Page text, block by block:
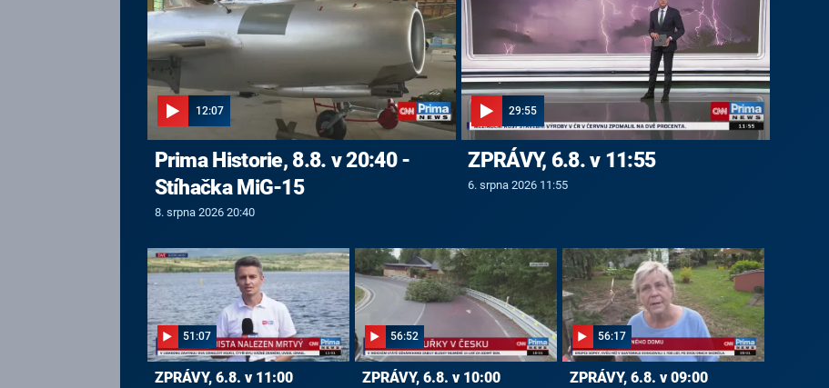
12:07
Prima Historie, 8.8. v 20:40 -
Stíhačka MiG-15
8. srpna 2026 20:40
29:55
ZPRÁVY, 6.8. v 11:55
6. srpna 2026 11:55
51:07
ZPRÁVY, 6.8. v 11:00
56:52
ZPRÁVY, 6.8. v 10:00
56:17
ZPRÁVY, 6.8. v 09:00